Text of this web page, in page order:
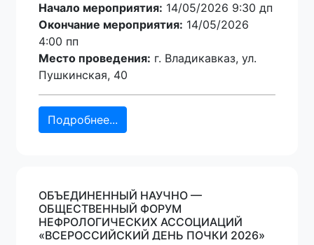
Начало мероприятия: 14/05/2026 9:30 дп
Окончание мероприятия: 14/05/2026
4:00 пп
Место проведения: г. Владикавказ, ул.
Пушкинская, 40
Подробнее...
ОБЪЕДИНЕННЫЙ НАУЧНО —
ОБЩЕСТВЕННЫЙ ФОРУМ
НЕФРОЛОГИЧЕСКИХ АССОЦИАЦИЙ
«ВСЕРОССИЙСКИЙ ДЕНЬ ПОЧКИ 2026»